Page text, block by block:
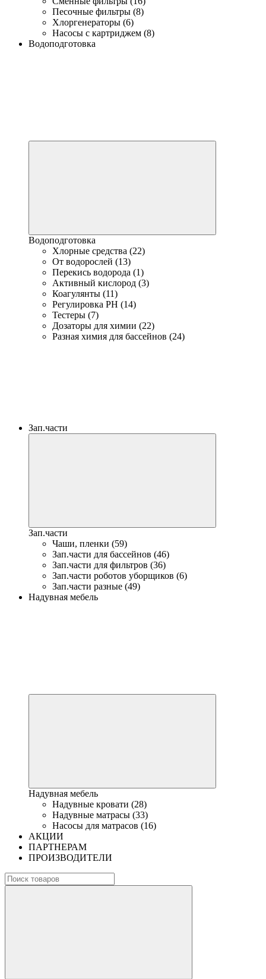
Песочные фильтры (8)
Хлоргенераторы (6)
Насосы с картриджем (8)
Водоподготовка
Водоподготовка
Хлорные средства (22)
От водорослей (13)
Перекись водорода (1)
Активный кислород (3)
Коагулянты (11)
Регулировка PH (14)
Тестеры (7)
Дозаторы для химии (22)
Разная химия для бассейнов (24)
Зап.части
Зап.части
Чаши, пленки (59)
Зап.части для бассейнов (46)
Зап.части для фильтров (36)
Зап.части роботов уборщиков (6)
Зап.части разные (49)
Надувная мебель
Надувная мебель
Надувные кровати (28)
Надувные матрасы (33)
Насосы для матрасов (16)
АКЦИИ
ПАРТНЕРАМ
ПРОИЗВОДИТЕЛИ